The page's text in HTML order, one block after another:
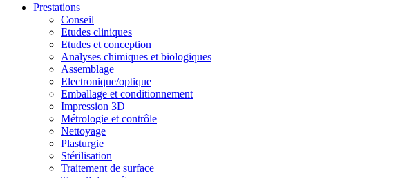
Prestations
Conseil
Etudes cliniques
Etudes et conception
Analyses chimiques et biologiques
Assemblage
Electronique/optique
Emballage et conditionnement
Impression 3D
Métrologie et contrôle
Nettoyage
Plasturgie
Stérilisation
Traitement de surface